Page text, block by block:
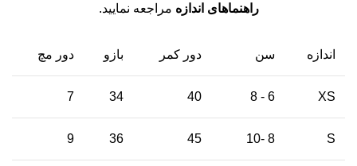
راهنماهای اندازه مراجعه نمایید.
اندازه سن دور کمر بازو دور مچ
XS
6 - 8
40
34
7
S
8 -10
45
36
9